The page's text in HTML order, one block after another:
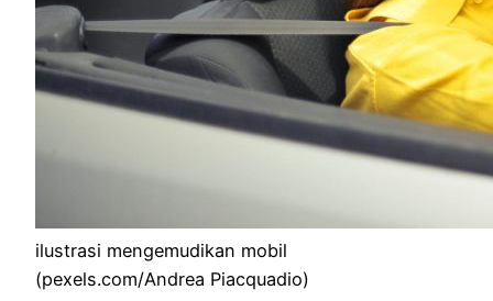
ilustrasi mengemudikan mobil
(pexels.com/Andrea Piacquadio)